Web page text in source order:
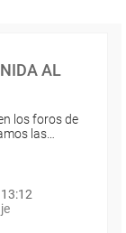
AL
los foros de
las…